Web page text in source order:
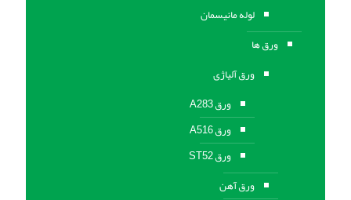
لوله مانیسمان
ورق ها
ورق آلیاژی
ورق A283
ورق A516
ورق ST52
ورق آهن